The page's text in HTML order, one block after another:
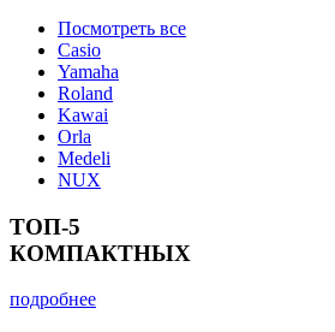
Посмотреть все
Casio
Yamaha
Roland
Kawai
Orla
Medeli
NUX
ТОП-5
КОМПАКТНЫХ
подробнее